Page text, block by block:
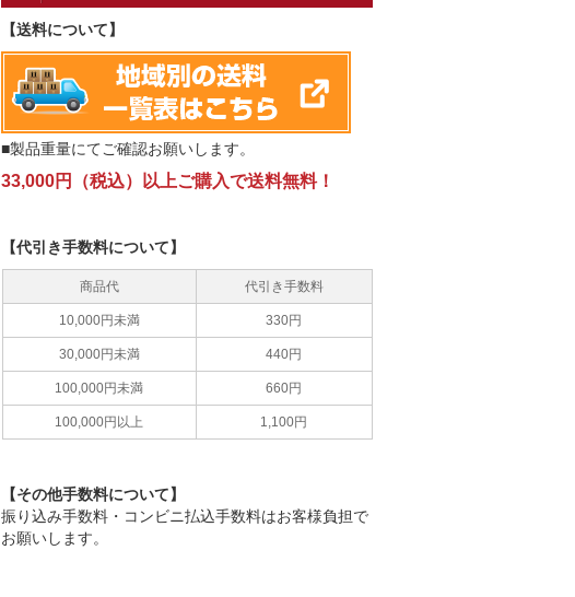
【送料について】
■製品重量にてご確認お願いします。
33,000円（税込）以上ご購入で送料無料！
【代引き手数料について】
商品代 代引き手数料
10,000円未満 330円
30,000円未満 440円
100,000円未満 660円
100,000円以上 1,100円
【その他手数料について】
振り込み手数料・コンビニ払込手数料はお客様負担で
お願いします。